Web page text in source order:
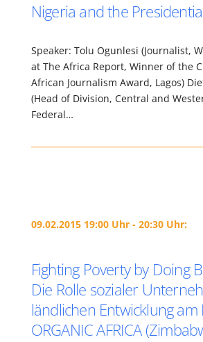
Nigeria and the
Speaker: Tolu Ogunlesi (Journalist,
at The Africa Report, Winner of the
African Journalism Award, Lagos)
(Head of Division, Central and
Federal…
09.02.2015 19:00 Uhr - 20:30 Uhr:
Fighting Poverty by Doing
Die Rolle sozialer
ländlichen Entwicklung am
ORGANIC AFRICA